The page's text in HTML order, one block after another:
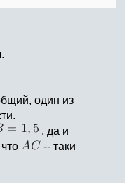
один из
, да и
-- таки